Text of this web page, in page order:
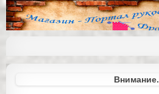
Внимание.